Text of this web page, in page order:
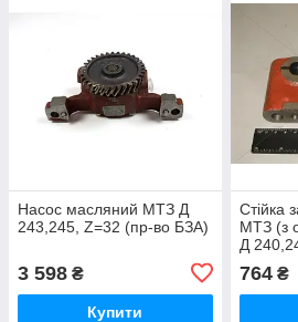
Насос масляний МТЗ Д
243,245, Z=32 (пр-во БЗА)
3 598 ₴
Купити
Стійка
МТЗ (з
Д
764₴